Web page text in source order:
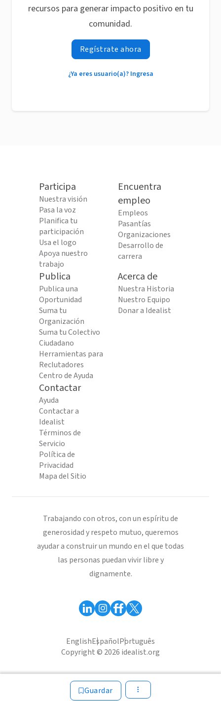
recursos para generar impacto positivo en tu
comunidad.
Regístrate ahora
¿Ya eres usuario(a)? Ingresa
Guardar
Participa
Nuestra visión
Pasa la voz
Planifica tu
participación
Usa el logo
Apoya nuestro
trabajo
Encuentra
empleo
Empleos
Pasantías
Organizaciones
Desarrollo de
carrera
Publica
Publica una
Oportunidad
Suma tu
Organización
Suma tu Colectivo
Ciudadano
Herramientas para
Reclutadores
Centro de Ayuda
Acerca de
Nuestra Historia
Nuestro Equipo
Donar a Idealist
Contactar
Ayuda
Contactar a
Idealist
Términos de
Servicio
Política de
Privacidad
Mapa del Sitio
Trabajando con otros, con un espíritu de
generosidad y respeto mutuo, queremos
ayudar a construir un mundo en el que todas
las personas puedan vivir libre y
dignamente.
EnglishEspañolPortuguês
Copyright © 2026 idealist.org